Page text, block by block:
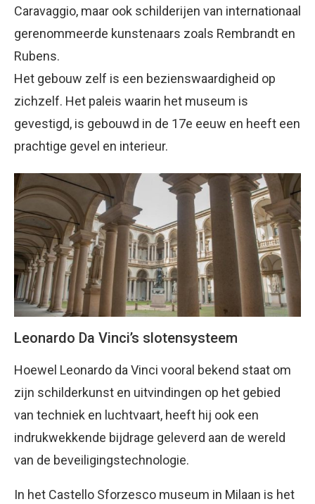
Caravaggio, maar ook schilderijen van internationaal
gerenommeerde kunstenaars zoals Rembrandt en
Rubens.
Het gebouw zelf is een bezienswaardigheid op
zichzelf. Het paleis waarin het museum is
gevestigd, is gebouwd in de 17e eeuw en heeft een
prachtige gevel en interieur.
Leonardo Da Vinci’s slotensysteem
Hoewel Leonardo da Vinci vooral bekend staat om
zijn schilderkunst en uitvindingen op het gebied
van techniek en luchtvaart, heeft hij ook een
indrukwekkende bijdrage geleverd aan de wereld
van de beveiligingstechnologie.
In het Castello Sforzesco museum in Milaan is het